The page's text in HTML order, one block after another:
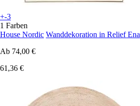
+-3
1 Farben
House Nordic Wanddekoration in Relief Ena
Ab 74,00 €
61,36 €